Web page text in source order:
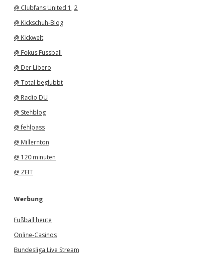
@ Clubfans United 1 , 2
@ Kickschuh-Blog
@ Kickwelt
@ Fokus Fussball
@ Der Libero
@ Total beglubbt
@ Radio DU
@ Stehblog
@ fehlpass
@ Millernton
@ 120 minuten
@ ZEIT
Werbung
Fußball heute
Online-Casinos
Bundesliga Live Stream